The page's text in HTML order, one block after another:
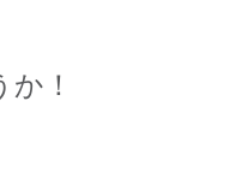
！